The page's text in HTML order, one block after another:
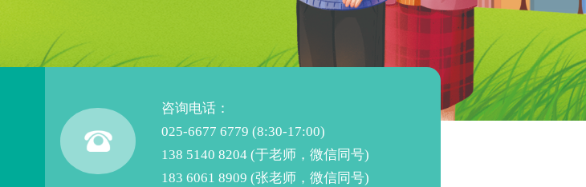
咨询电话：
025-6677 6779 (8:30-17:00)
138 5140 8204 (于老师，微信同号)
183 6061 8909 (张老师，微信同号)